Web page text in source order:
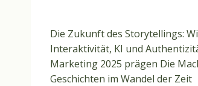
Die Zukunft des Storytellings:
Interaktivität, KI und
Marketing 2025 prägen Die
Geschichten im Wandel der Zeit